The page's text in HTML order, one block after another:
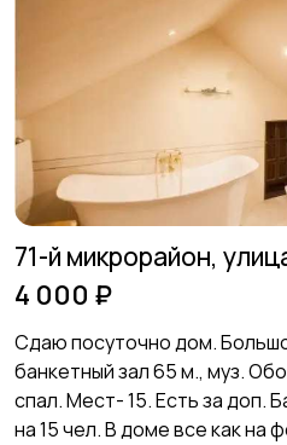
71-й микрорайон,
4 000 ₽
Сдаю посуточно дом.
банкетный зал 65 м., муз.
спал. Мест- 15. Есть за доп.
на 15 чел. В доме все как на